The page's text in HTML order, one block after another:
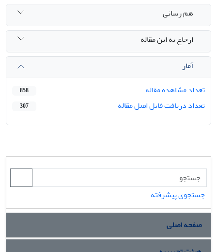
هم رسانی
ارجاع به این مقاله
آمار
تعداد مشاهده مقاله
858
تعداد دریافت فایل اصل مقاله 307
جستجوی پیشرفته
صفحه اصلی